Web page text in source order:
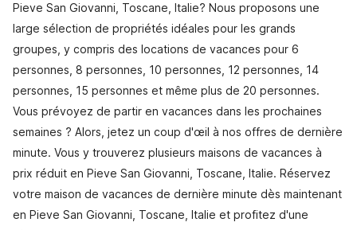
Pieve San Giovanni, Toscane, Italie? Nous proposons une
large sélection de propriétés idéales pour les grands
groupes, y compris des locations de vacances pour 6
personnes, 8 personnes, 10 personnes, 12 personnes, 14
personnes, 15 personnes et même plus de 20 personnes.
Vous prévoyez de partir en vacances dans les prochaines
semaines ? Alors, jetez un coup d'œil à nos offres de dernière
minute. Vous y trouverez plusieurs maisons de vacances à
prix réduit en Pieve San Giovanni, Toscane, Italie. Réservez
votre maison de vacances de dernière minute dès maintenant
en Pieve San Giovanni, Toscane, Italie et profitez d'une